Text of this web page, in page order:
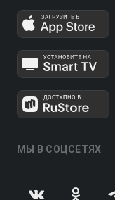
МЫ В СОЦСЕТЯХ